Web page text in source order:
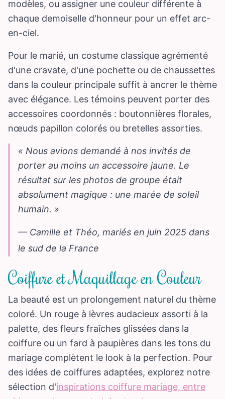
modèles, ou assigner une couleur différente à
chaque demoiselle d'honneur pour un effet arc-
en-ciel.
Pour le marié, un costume classique agrémenté
d'une cravate, d'une pochette ou de chaussettes
dans la couleur principale suffit à ancrer le thème
avec élégance. Les témoins peuvent porter des
accessoires coordonnés : boutonnières florales,
nœuds papillon colorés ou bretelles assorties.
« Nous avions demandé à nos invités de
porter au moins un accessoire jaune. Le
résultat sur les photos de groupe était
absolument magique : une marée de soleil
humain. »
— Camille et Théo, mariés en juin 2025 dans
le sud de la France
Coiffure et Maquillage en Couleur
La beauté est un prolongement naturel du thème
coloré. Un rouge à lèvres audacieux assorti à la
palette, des fleurs fraîches glissées dans la
coiffure ou un fard à paupières dans les tons du
mariage complètent le look à la perfection. Pour
des idées de coiffures adaptées, explorez notre
sélection d'inspirations coiffure mariage, entre